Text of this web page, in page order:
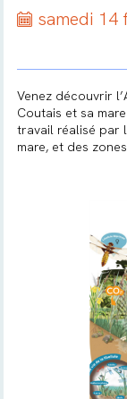
samedi 14
Venez découvrir
Coutais et sa
travail réalisé par
mare, et des